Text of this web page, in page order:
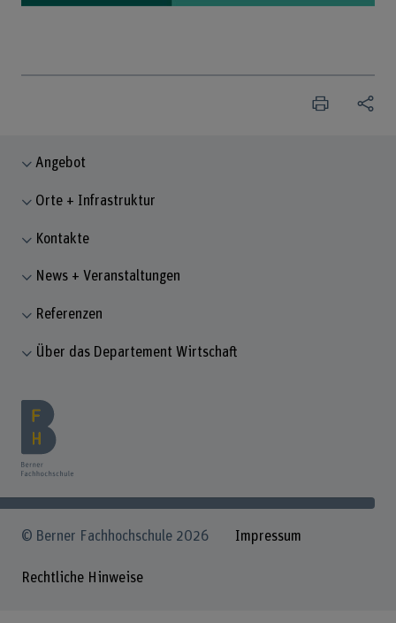
Angebot
Orte + Infrastruktur
Kontakte
News + Veranstaltungen
Referenzen
Über das Departement Wirtschaft
© Berner Fachhochschule 2026 Impressum
Rechtliche Hinweise